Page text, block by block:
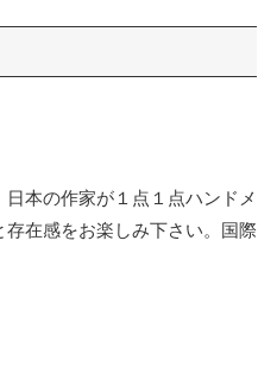
本の作家が１点１点ハンドメ
在感をお楽しみ下さい。国際